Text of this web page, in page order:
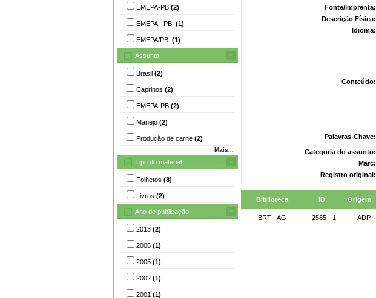
EMEPA-PB (2)
EMEPA - PB. (1)
EMEPA/PB. (1)
Assunto
Brasil (2)
Caprinos (2)
EMEPA-PB (2)
Manejo (2)
Produção de carne (2)
Mais...
Tipo do material
Folhetos (8)
Livros (2)
Ano de publicação
2013 (2)
2006 (1)
2005 (1)
2002 (1)
2001 (1)
Fonte/Imprenta:
Descrição Física:
Idioma:
Conteúdo:
Palavras-Chave:
Categoria do assunto:
Marc:
Registro original:
Biblioteca ID Origem
BRT - AG 2585 - 1 ADP